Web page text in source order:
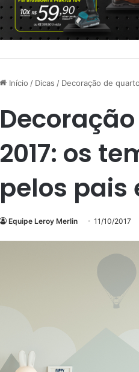
Início / Dicas / Decoração de
2017: os
pelos pais
Equipe Leroy Merlin 11/10/2017